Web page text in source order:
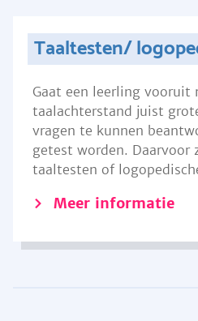
Taaltesten/
Gaat een leerling vooruit
taalachterstand juist
vragen te kunnen
getest worden. Daarvoor
taaltesten of
Meer informatie